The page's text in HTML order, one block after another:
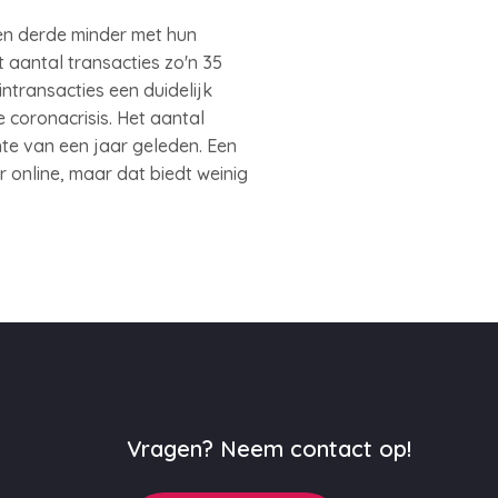
derde minder met hun
aantal transacties zo'n 35
een duidelijk
Het aantal
van een jaar geleden. Een
online, maar dat biedt weinig
Vragen? Neem contact op!